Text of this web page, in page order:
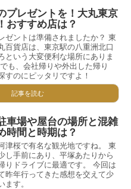
プレゼントを！大丸東京
おすすめ店は？
ゼントは準備されましたか？ 東
百貨店は、東京駅の八重洲北口
という大変便利な場所にありま
も、会社帰りや外出した帰り
すのにピッタリですよ！
記事を読む
車場や屋台の場所と混雑
間と時期は？
津桜で有名な観光地ですね。 東
し手前にあり、平塚あたりから
りドライブに最適です。 今回は
昨年行ってきた感想を交えて少
ます。